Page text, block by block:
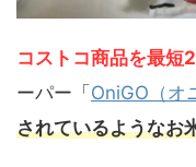
コストコ商品を最短
ーパー「OniGO（オ
されているようなお